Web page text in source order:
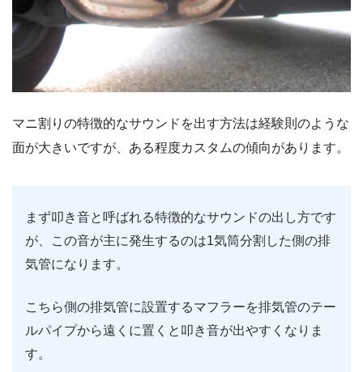
マニ割りの特徴的なサウンドを出す方法は経験則のような
面が大きいですが、ある程度カスタムの傾向があります。
まず叩き音と呼ばれる特徴的なサウンドの出し方です
が、この音が主に発生するのは1気筒分割した側の排
気管になります。
こちら側の排気管に設置するマフラーを排気管のテー
ルパイプから遠くに置くと叩き音が出やすくなりま
す。